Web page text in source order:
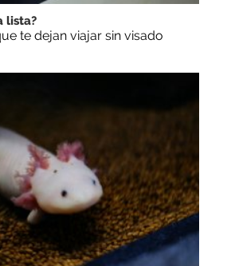
lista?
te dejan viajar sin visado